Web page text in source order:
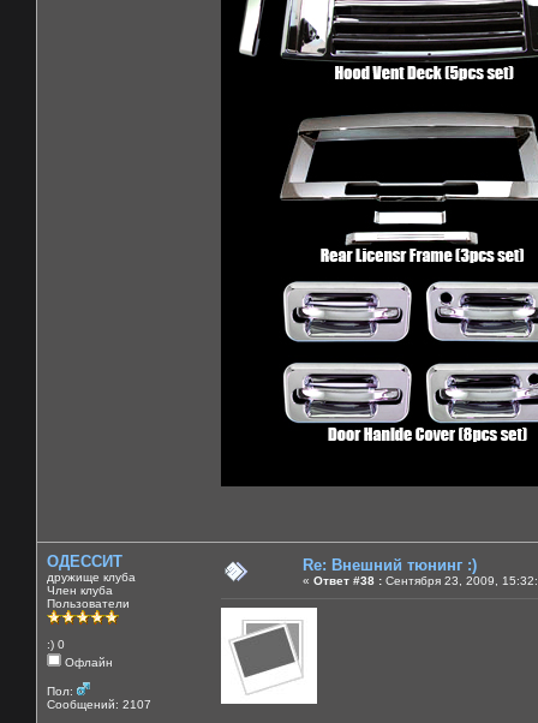
ОДЕССИТ
дружище клуба
Член клуба
Пользователи
:) 0
Офлайн
Пол:
Сообщений: 2107
Re: Внешний тюнинг :)
« Ответ #38 : Сентября 23, 2009,